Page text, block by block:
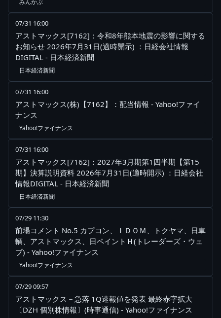
みんかぶ
07/31 16:00
アストマックス[7162]：令和8年熊本地震の影響に関する
お知らせ 2026年7月31日(適時開示) ：日経会社情報
DIGITAL - 日本経済新聞
日本経済新聞
07/31 16:00
アストマックス(株)【7162】：配当情報 - Yahoo!ファイ
ナンス
Yahoo!ファイナンス
07/31 16:00
アストマックス[7162]：2027年3月期第1四半期【第15
期】決算説明資料 2026年7月31日(適時開示) ：日経会社
情報DIGITAL - 日本経済新聞
日本経済新聞
07/29 11:30
前場コメント No.5 カプコン、ＩＤＯＭ、トクヤマ、日車
輌、アストマックス、日ペイントＨ(トレーダーズ・ウェ
ブ) - Yahoo!ファイナンス
Yahoo!ファイナンス
07/29 09:57
アストマックス－急落 1Q速報値を発表 最終赤字拡大
〔DZH 個別株情報〕(時事通信) - Yahoo!ファイナンス